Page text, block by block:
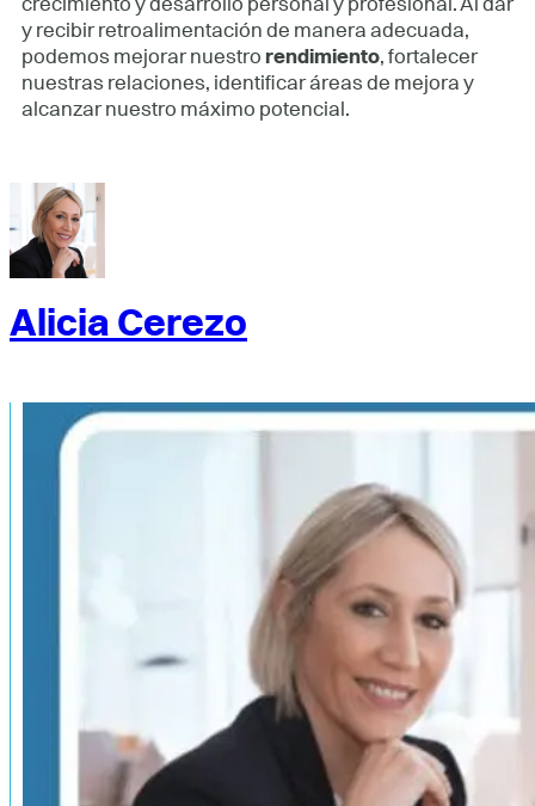
y recibir retroalimentación de manera adecuada,
podemos mejorar nuestro rendimiento, fortalecer
nuestras relaciones, identificar áreas de mejora y
alcanzar nuestro máximo potencial.
Alicia Cerezo